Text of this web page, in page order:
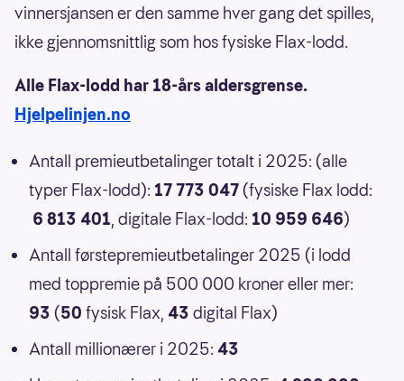
vinnersjansen er den samme hver gang det spilles,
ikke gjennomsnittlig som hos fysiske Flax-lodd.
Alle Flax-lodd har 18-års aldersgrense.
Hjelpelinjen.no
Antall premieutbetalinger totalt i 2025: (alle
typer Flax-lodd): 17 773 047 (fysiske Flax lodd:
6 813 401, digitale Flax-lodd: 10 959 646)
Antall førstepremieutbetalinger 2025 (i lodd
med toppremie på 500 000 kroner eller mer:
93 (50 fysisk Flax, 43 digital Flax)
Antall millionærer i 2025: 43